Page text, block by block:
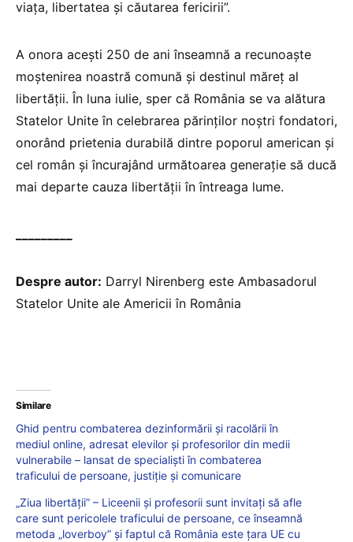
viața, libertatea și căutarea fericirii”.
A onora acești 250 de ani înseamnă a recunoaște
moștenirea noastră comună și destinul măreț al
libertății. În luna iulie, sper că România se va alătura
Statelor Unite în celebrarea părinților noștri fondatori,
onorând prietenia durabilă dintre poporul american și
cel român și încurajând următoarea generație să ducă
mai departe cauza libertății în întreaga lume.
Despre autor: Darryl Nirenberg este Ambasadorul
Statelor Unite ale Americii în România
Similare
Ghid pentru combaterea dezinformării și racolării în
mediul online, adresat elevilor și profesorilor din medii
vulnerabile – lansat de specialiști în combaterea
traficului de persoane, justiție și comunicare
„Ziua libertății” – Liceenii și profesorii sunt invitați să afle
care sunt pericolele traficului de persoane, ce înseamnă
metoda „loverboy” și faptul că România este țara UE cu